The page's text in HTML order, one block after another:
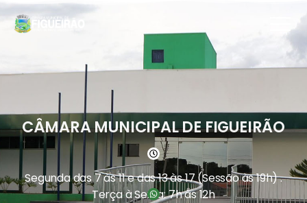
CÂMARA MUNICIPAL DE FIGUEIRÃO
Segunda das 7 às 11 e das 13 às 17 (Sessão às 19h) .
Terça à Sexta: 7h às 12h